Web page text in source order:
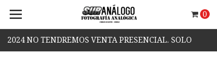
2024 NO TENDREMOS VENTA PRESENCIAL. SOLO
0